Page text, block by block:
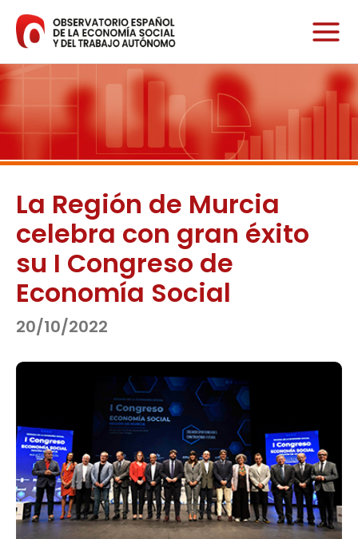
contenido
La Región de Murcia
celebra con gran éxito
su I Congreso de
Economía Social
20/10/2022